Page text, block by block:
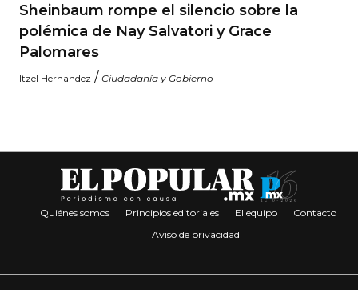
Sheinbaum rompe el silencio sobre la
polémica de Nay Salvatori y Grace
Palomares
Itzel Hernandez / Ciudadanía y Gobierno
Quiénes somos Principios editoriales El equipo
Contacto
Aviso de privacidad